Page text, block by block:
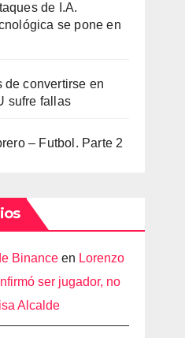
de I.A.
se pone en
de convertirse en
sufre fallas
– Futbol. Parte 2
Binanceen Lorenzo
ser jugador, no
Alcalde